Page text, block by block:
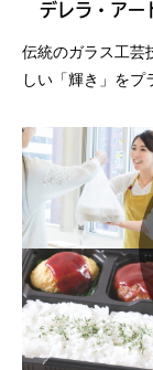
デレラ・アー
伝統のガラス工芸
しい「輝き」をプ